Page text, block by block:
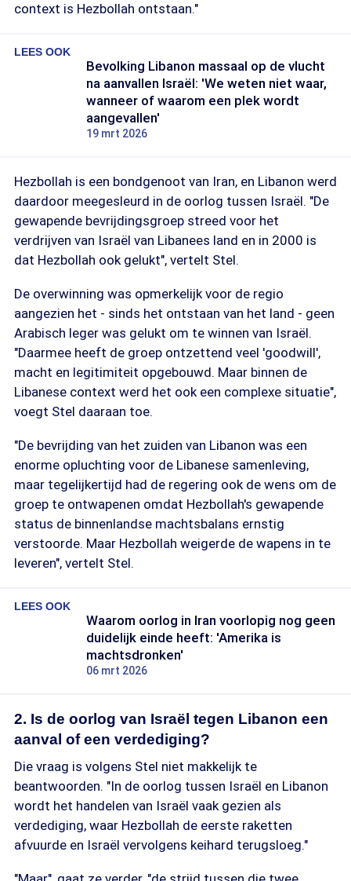
context is Hezbollah ontstaan."
LEES OOK
Bevolking Libanon massaal op de vlucht
na aanvallen Israël: 'We weten niet waar,
wanneer of waarom een plek wordt
aangevallen'
19 mrt 2026
Hezbollah is een bondgenoot van Iran, en Libanon werd
daardoor meegesleurd in de oorlog tussen Israël. "De
gewapende bevrijdingsgroep streed voor het
verdrijven van Israël van Libanees land en in 2000 is
dat Hezbollah ook gelukt", vertelt Stel.
De overwinning was opmerkelijk voor de regio
aangezien het - sinds het ontstaan van het land - geen
Arabisch leger was gelukt om te winnen van Israël.
"Daarmee heeft de groep ontzettend veel 'goodwill',
macht en legitimiteit opgebouwd. Maar binnen de
Libanese context werd het ook een complexe situatie",
voegt Stel daaraan toe.
"De bevrijding van het zuiden van Libanon was een
enorme opluchting voor de Libanese samenleving,
maar tegelijkertijd had de regering ook de wens om de
groep te ontwapenen omdat Hezbollah's gewapende
status de binnenlandse machtsbalans ernstig
verstoorde. Maar Hezbollah weigerde de wapens in te
leveren", vertelt Stel.
LEES OOK
Waarom oorlog in Iran voorlopig nog geen
duidelijk einde heeft: 'Amerika is
machtsdronken'
06 mrt 2026
2. Is de oorlog van Israël tegen Libanon een
aanval of een verdediging?
Die vraag is volgens Stel niet makkelijk te
beantwoorden. "In de oorlog tussen Israël en Libanon
wordt het handelen van Israël vaak gezien als
verdediging, waar Hezbollah de eerste raketten
afvuurde en Israël vervolgens keihard terugsloeg."